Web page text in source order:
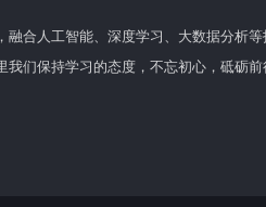
融合人工智能、深度学习、大数据分析
们保持学习的态度，不忘初心，砥砺前